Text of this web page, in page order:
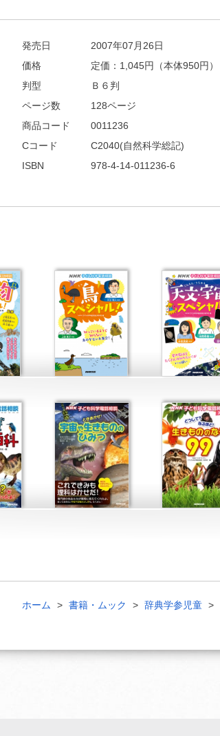
お支払いに進む
発売日
2007年07月26日
価格
定価： 1,045円（本体950円）
判型
Ｂ６判
ページ数
128ページ
商品コード
0011236
Cコード
C2040(自然科学総記)
ISBN
978-4-14-011236-6
ホーム 書籍・ムック 辞典学参児童